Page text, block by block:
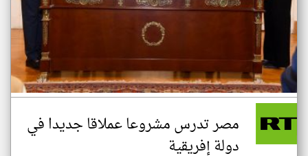
مصر تدرس مشروعا عملاقا جديدا في
دولة إفريقية